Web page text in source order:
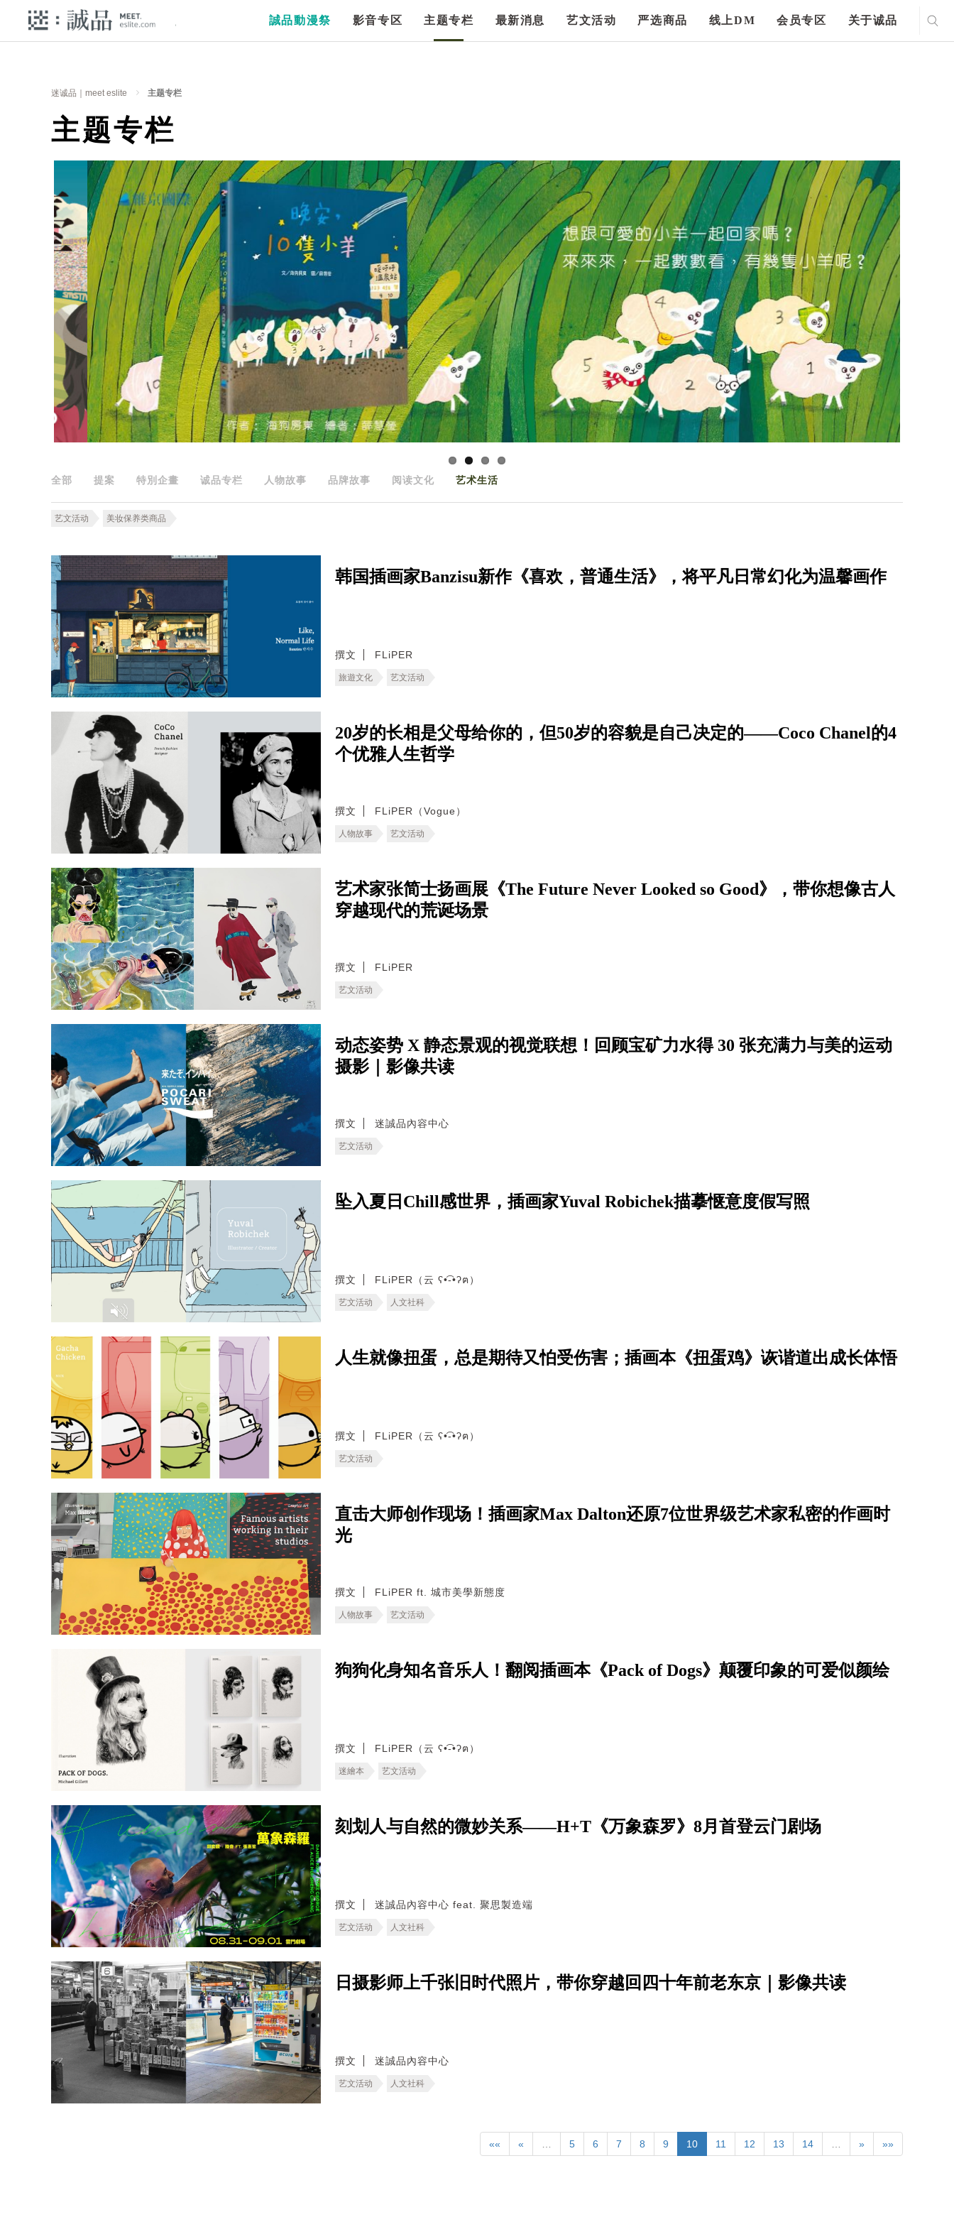
誠品動漫祭 影音专区 主题专栏 最新消息 艺文活动 严选商品 线上DM 会员专区 关于诚品
迷诚品｜meet eslite 主题专栏
主题专栏
全部 提案 特別企畫 诚品专栏 人物故事 品牌故事 阅读文化 艺术生活
艺文活动 美妆保养类商品
韩国插画家Banzisu新作《喜欢，普通生活》，将平凡日常幻化为温馨画作
撰文 FLiPER
旅遊文化 艺文活动
20岁的长相是父母给你的，但50岁的容貌是自己决定的——Coco Chanel的4
个优雅人生哲学
撰文 FLiPER（Vogue）
人物故事 艺文活动
艺术家张简士扬画展《The Future Never Looked so Good》，带你想像古人
穿越现代的荒诞场景
撰文 FLiPER
艺文活动
动态姿势 X 静态景观的视觉联想！回顾宝矿力水得 30 张充满力与美的运动
摄影｜影像共读
撰文 迷誠品內容中心
艺文活动
坠入夏日Chill感世界，插画家Yuval Robichek描摹惬意度假写照
撰文 FLiPER（云 ʕ•͡-•ʔฅ）
艺文活动 人文社科
人生就像扭蛋，总是期待又怕受伤害；插画本《扭蛋鸡》诙谐道出成长体悟
撰文 FLiPER（云 ʕ•͡-•ʔฅ）
艺文活动
直击大师创作现场！插画家Max Dalton还原7位世界级艺术家私密的作画时
光
撰文 FLiPER ft. 城市美學新態度
人物故事 艺文活动
狗狗化身知名音乐人！翻阅插画本《Pack of Dogs》颠覆印象的可爱似颜绘
撰文 FLiPER（云 ʕ•͡-•ʔฅ）
迷繪本 艺文活动
刻划人与自然的微妙关系——H+T《万象森罗》8月首登云门剧场
撰文 迷誠品內容中心 feat. 聚思製造端
艺文活动 人文社科
日摄影师上千张旧时代照片，带你穿越回四十年前老东京｜影像共读
撰文 迷誠品內容中心
艺文活动 人文社科
«« « … 5 6 7 8 9 10 11 12 13 14 … » »»